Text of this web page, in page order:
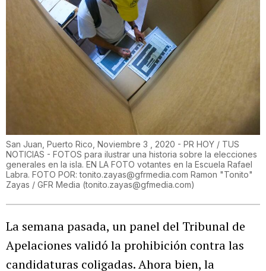
San Juan, Puerto Rico, Noviembre 3 , 2020 - PR HOY / TUS
NOTICIAS - FOTOS para ilustrar una historia sobre la elecciones
generales en la isla. EN LA FOTO votantes en la Escuela Rafael
Labra. FOTO POR: tonito.zayas@gfrmedia.com Ramon "Tonito"
Zayas / GFR Media (tonito.zayas@gfmedia.com)
La semana pasada, un panel del Tribunal de
Apelaciones validó la prohibición contra las
candidaturas coligadas. Ahora bien, la